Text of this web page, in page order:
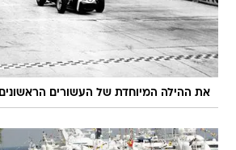
את ההילה המיוחדת של העשורים הראשונים